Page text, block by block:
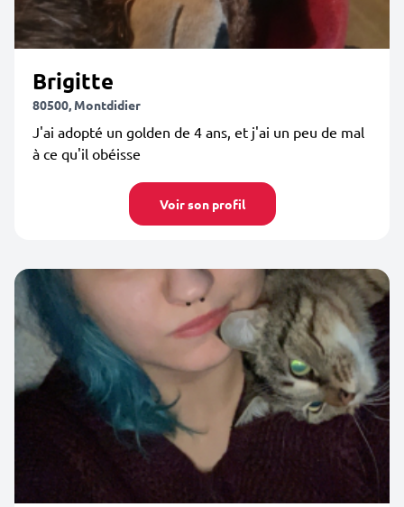
Brigitte
80500, Montdidier
J'ai adopté un golden de 4 ans, et j'ai un peu de mal
à ce qu'il obéisse
Voir son profil